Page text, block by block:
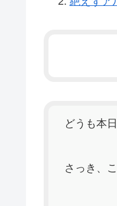
どうも本
さっき、